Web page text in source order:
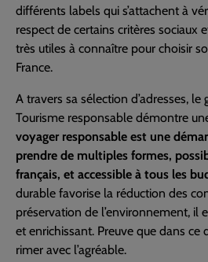
différents labels qui s’attachent à
respect de certains critères sociaux
très utiles à connaître pour choisir
France.
A travers sa sélection d’adresses,
Tourisme responsable démontre
voyager responsable est une
prendre de multiples formes,
français, et accessible à tous les
durable favorise la réduction des
préservation de l’environnement, il
et enrichissant. Preuve que dans ce
rimer avec l’agréable.